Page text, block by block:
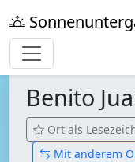
Benito
Ort als
Mit anderem